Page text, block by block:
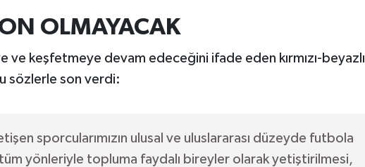
OLMAYACAK
ve keşfetmeye devam edeceğini ifade eden kırmızı-beyazlı
sözlerle son verdi:
sporcularımızın ulusal ve uluslararası düzeyde futbola
tüm yönleriyle topluma faydalı bireyler olarak yetiştirilmesi,